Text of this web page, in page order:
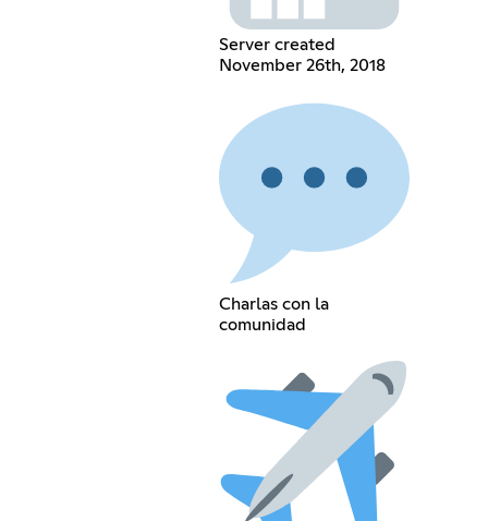
Server created
November 26th, 2018
Charlas con la
comunidad